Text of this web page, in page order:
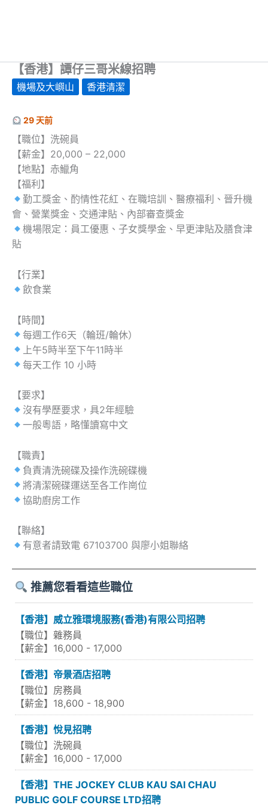
【香港】譚仔三哥米線招聘
機場及大嶼山 香港清潔
29 天前
【職位】洗碗員
【薪金】20,000 – 22,000
【地點】赤鱲角
【福利】
勤工獎金、酌情性花紅、在職培訓、醫療福利、晉升機
會、營業獎金、交通津貼、內部審查獎金
機場限定：員工優惠、子女獎學金、早更津貼及膳食津
貼
【行業】
飲食業
【時間】
每週工作6天（輪班/輪休）
上午5時半至下午11時半
每天工作 10 小時
【要求】
沒有學歷要求，具2年經驗
一般粵語，略懂讀寫中文
【職責】
負責清洗碗碟及操作洗碗碟機
將清潔碗碟運送至各工作崗位
協助廚房工作
【聯絡】
有意者請致電 67103700 與廖小姐聯絡
推薦您看看這些職位
【香港】威立雅環境服務(香港)有限公司招聘
【職位】雜務員
【薪金】16,000 - 17,000
【香港】帝景酒店招聘
【職位】房務員
【薪金】18,600 - 18,900
【香港】悅見招聘
【職位】洗碗員
【薪金】16,000 - 17,000
【香港】THE JOCKEY CLUB KAU SAI CHAU
PUBLIC GOLF COURSE LTD招聘